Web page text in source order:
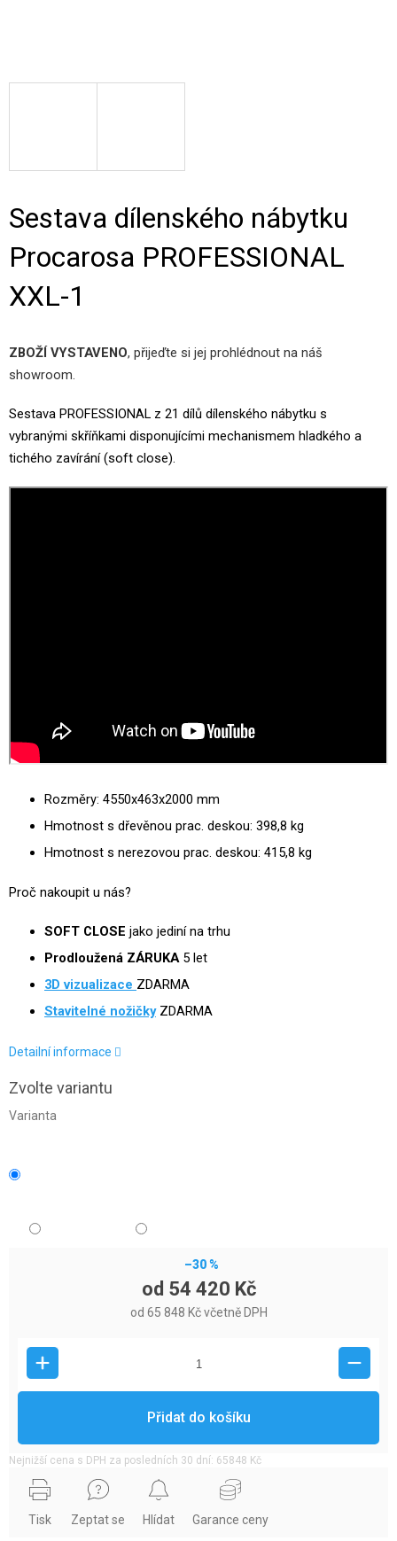
Sestava dílenského nábytku
Procarosa PROFESSIONAL
XXL-1
ZBOŽÍ VYSTAVENO, přijeďte si jej prohlédnout na náš
showroom.
Sestava PROFESSIONAL z 21 dílů dílenského nábytku s
vybranými skříňkami disponujícími mechanismem hladkého a
tichého zavírání (soft close).
Rozměry: 4550x463x2000 mm
Hmotnost s dřevěnou prac. deskou: 398,8 kg
Hmotnost s nerezovou prac. deskou: 415,8 kg
Proč nakoupit u nás?
SOFT CLOSE jako jediní na trhu
Prodloužená ZÁRUKA5 let
3D vizualizace ZDARMA
Stavitelné nožičkyZDARMA
Detailní informace
Zvolte variantu
Varianta
–30 %
od 54 420 Kč
od 65 848 Kčvčetně DPH
Přidat do košíku
Nejnižší cena s DPH za posledních 30 dní: 65848 Kč
Tisk Zeptat se Hlídat Garance ceny